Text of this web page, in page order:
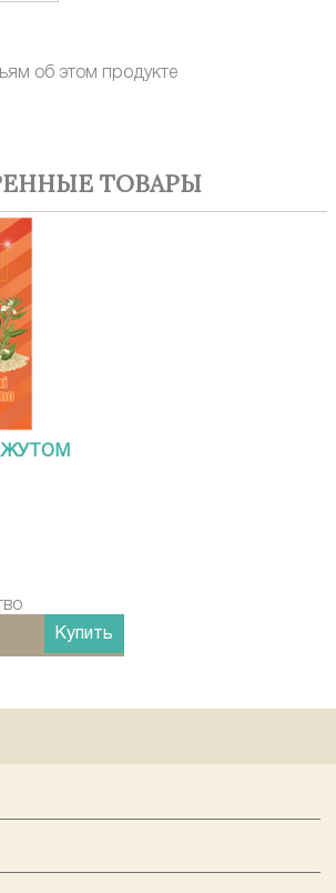
об этом продукте
ТОВАРЫ
Купить